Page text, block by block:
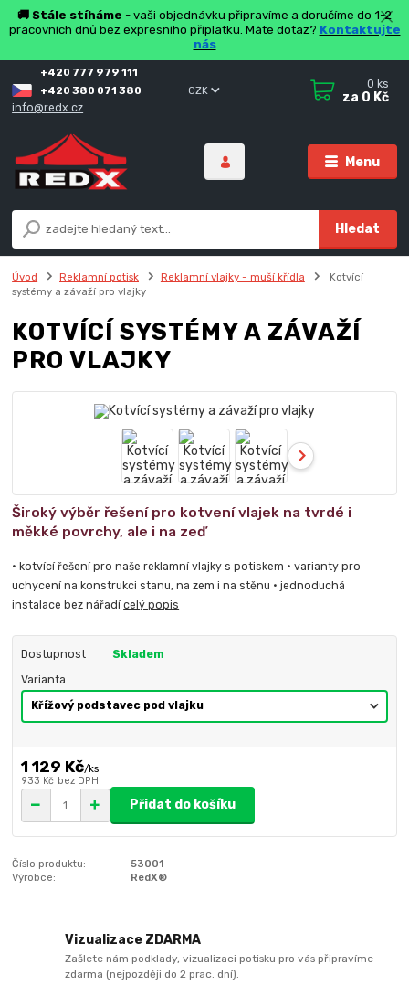
🚚 Stále stíháme - vaši objednávku připravíme a doručíme do 1-2
pracovních dnů bez expresního příplatku. Máte dotaz? Kontaktujte
nás
Menu
CZK
Hledat
+420 777 979 111
+420 380 071 380
info@redx.cz
0 ks
za 0 Kč
Úvod Reklamní potisk Reklamní vlajky - muší křídla
Kotvící
systémy a závaží pro vlajky
KOTVÍCÍ SYSTÉMY A ZÁVAŽÍ
PRO VLAJKY
Široký výběr řešení pro kotvení vlajek na tvrdé i
měkké povrchy, ale i na zeď
• kotvící řešení pro naše reklamní vlajky s potiskem • varianty pro
uchycení na konstrukci stanu, na zem i na stěnu • jednoduchá
instalace bez nářadícelý popis
Dostupnost Skladem
Varianta
1 129 Kč/ks
933 Kč bez DPH
Přidat do košíku
Číslo produktu:
53001
Výrobce:
RedX®
Vizualizace ZDARMA
Zašlete nám podklady, vizualizaci potisku pro vás připravíme
zdarma (nejpozději do 2 prac. dní).